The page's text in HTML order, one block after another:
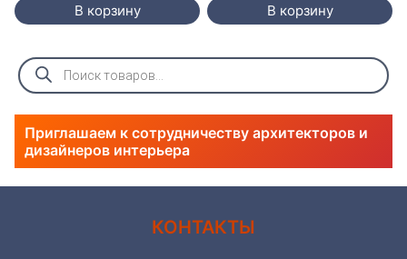
В корзину В корзину
Поиск
товаров
Приглашаем к сотрудничеству архитекторов и
дизайнеров интерьера
КОНТАКТЫ